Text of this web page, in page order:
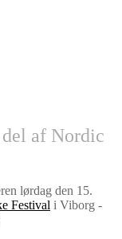
af Nordic
lørdag den 15.
Festival i Viborg -